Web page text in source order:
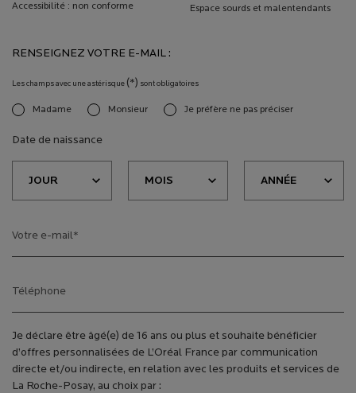
Accessibilité : non conforme
Espace sourds et malentendants
RENSEIGNEZ VOTRE E-MAIL :
Les champs avec une astérisque (*) sont obligatoires
newslettersignup.title.legend
Madame Monsieur Je préfère ne pas préciser
Date de naissance
Votre e-mail*
Téléphone
Je déclare être âgé(e) de 16 ans ou plus et souhaite bénéficier
d’offres personnalisées de L’Oréal France par communication
directe et/ou indirecte, en relation avec les produits et services de
La Roche-Posay, au choix par :